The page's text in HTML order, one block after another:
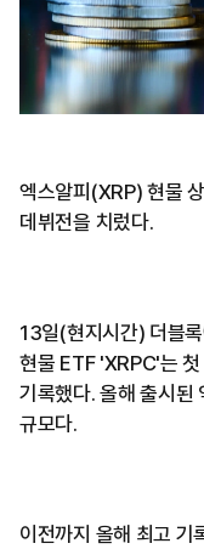
엑스알피(XRP) 현물
데뷔전을 치렀다.
13일(현지시간) 더블
현물 ETF 'XRPC'는
기록했다. 올해 출시
규모다.
이전까지 올해 최고